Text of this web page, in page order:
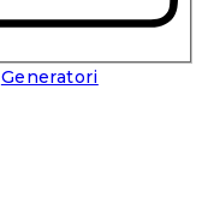
Generatori